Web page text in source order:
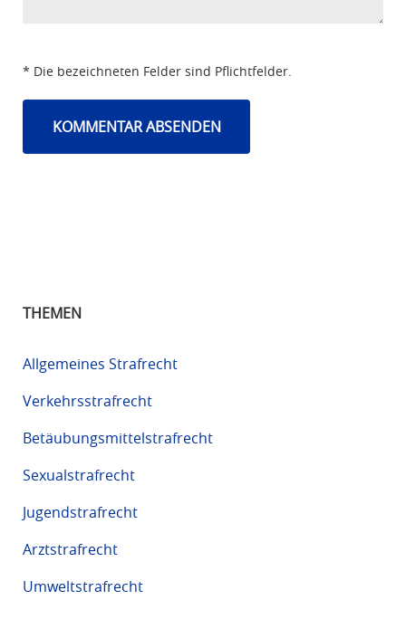
* Die bezeichneten Felder sind Pflichtfelder.
THEMEN
Allgemeines Strafrecht
Verkehrsstrafrecht
Betäubungsmittelstrafrecht
Sexualstrafrecht
Jugendstrafrecht
Arztstrafrecht
Umweltstrafrecht